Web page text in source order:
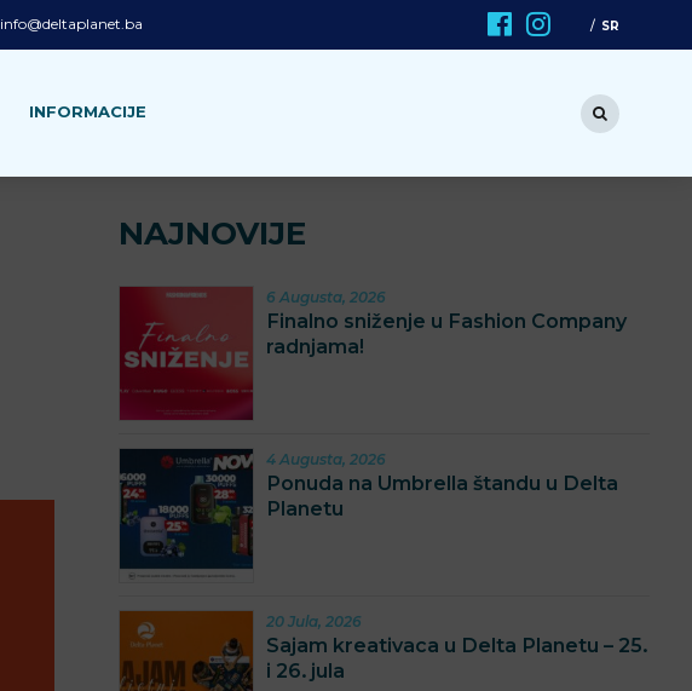
info@deltaplanet.ba SR
INFORMACIJE
NAJNOVIJE
6 Augusta, 2026
Finalno sniženje u Fashion Company
radnjama!
4 Augusta, 2026
Ponuda na Umbrella štandu u Delta
Planetu
20 Jula, 2026
Sajam kreativaca u Delta Planetu – 25.
i 26. jula